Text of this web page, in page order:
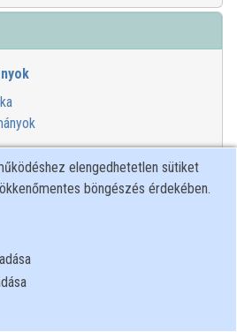
elengedhetetlen sütiket
böngészés érdekében.